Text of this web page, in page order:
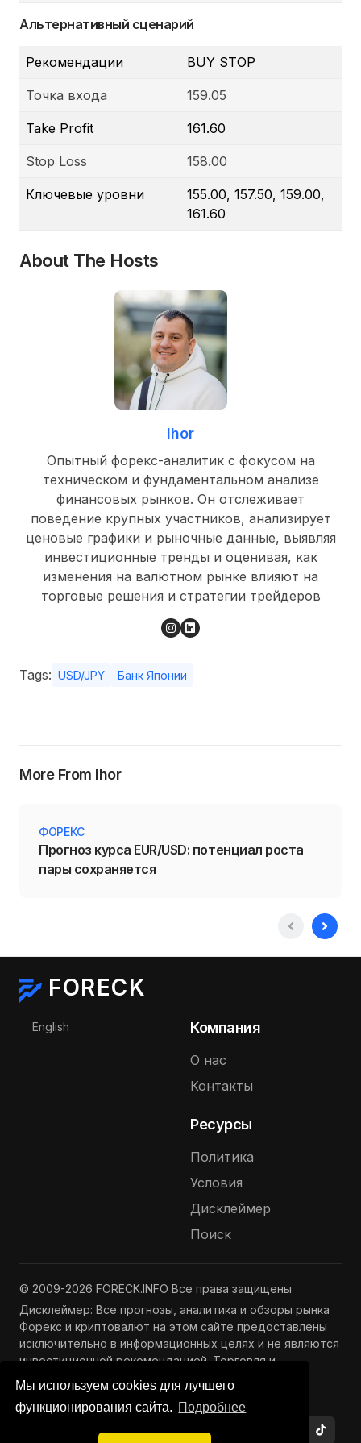
Мы используем cookies для лучшего
функционирования сайта. Подробнее
Альтернативный сценарий
Рекомендации BUY STOP
Точка входа 159.05
Take Profit 161.60
Stop Loss 158.00
Ключевые уровни
155.00, 157.50, 159.00,
161.60
About The Hosts
Ihor
Опытный форекс-аналитик с фокусом на
техническом и фундаментальном анализе
финансовых рынков. Он отслеживает
поведение крупных участников, анализирует
ценовые графики и рыночные данные, выявляя
инвестиционные тренды и оценивая, как
изменения на валютном рынке влияют на
торговые решения и стратегии трейдеров
Tags: USD/JPY Банк Японии
More From Ihor
ФОРЕКС
Прогноз курса EUR/USD: потенциал роста
пары сохраняется
FORECK
Выберите язык
English Компания
О нас
Контакты
Ресурсы
Политика
Условия
Дисклеймер
Поиск
© 2009-2026 FORECK.INFO Все права защищены
Дисклеймер: Все прогнозы, аналитика и обзоры рынка
Форекс и криптовалют на этом сайте предоставлены
исключительно в информационных целях и не являются
инвестиционной рекомендацией. Торговля и
инвестиции связаны с риском потери капитала.
Подробнее —Полный дисклеймер